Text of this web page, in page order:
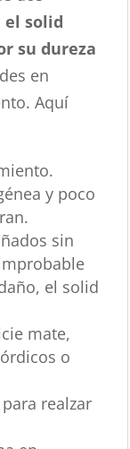
el solid
su dureza
en
Aquí
y poco
sin
el solid
mate,
o
realzar